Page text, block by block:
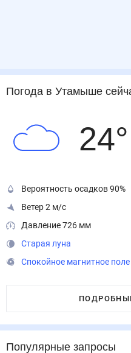
Погода в Утамыше
24°
Вероятность осадков 90%
Ветер 2 м/с
Давление 726 мм
Старая луна
Спокойное магнитное поле
Популярные запросы